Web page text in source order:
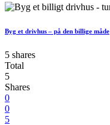
Byg et drivhus – på den billige måde
5 shares
Total
5
Shares
0
0
5